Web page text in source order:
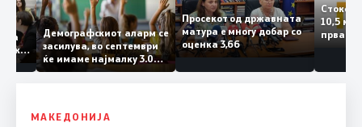
Демографскиот аларм се
засилува, во септември
ќе имаме најмалку 3.000
првачиња помалку
Просекот од државната
матура е многу добар со
оценка 3,66
10,5
МАКЕДОНИЈА